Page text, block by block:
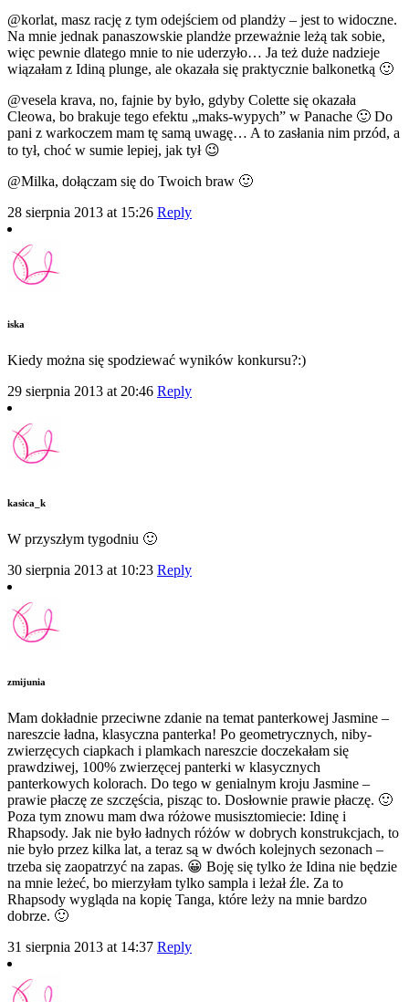
@korlat, masz rację z tym odejściem od plandży – jest to widoczne.
Na mnie jednak panaszowskie plandże przeważnie leżą tak sobie,
więc pewnie dlatego mnie to nie uderzyło… Ja też duże nadzieje
wiązałam z Idiną plunge, ale okazała się praktycznie balkonetką 🙂
@vesela krava, no, fajnie by było, gdyby Colette się okazała
Cleowa, bo brakuje tego efektu „maks-wypych” w Panache 🙂 Do
pani z warkoczem mam tę samą uwagę… A to zasłania nim przód, a
to tył, choć w sumie lepiej, jak tył 😉
@Milka, dołączam się do Twoich braw 🙂
28 sierpnia 2013 at 15:26 Reply
iska
Kiedy można się spodziewać wyników konkursu?:)
29 sierpnia 2013 at 20:46 Reply
kasica_k
W przyszłym tygodniu 🙂
30 sierpnia 2013 at 10:23 Reply
zmijunia
Mam dokładnie przeciwne zdanie na temat panterkowej Jasmine –
nareszcie ładna, klasyczna panterka! Po geometrycznych, niby-
zwierzęcych ciapkach i plamkach nareszcie doczekałam się
prawdziwej, 100% zwierzęcej panterki w klasycznych
panterkowych kolorach. Do tego w genialnym kroju Jasmine –
prawie płaczę ze szczęścia, pisząc to. Dosłownie prawie płaczę. 🙂
Poza tym znowu mam dwa różowe musisztomiecie: Idinę i
Rhapsody. Jak nie było ładnych różów w dobrych konstrukcjach, to
nie było przez kilka lat, a teraz są w dwóch kolejnych sezonach –
trzeba się zaopatrzyć na zapas. 😀 Boję się tylko że Idina nie będzie
na mnie leżeć, bo mierzyłam tylko sampla i leżał źle. Za to
Rhapsody wygląda na kopię Tanga, które leży na mnie bardzo
dobrze. 🙂
31 sierpnia 2013 at 14:37 Reply